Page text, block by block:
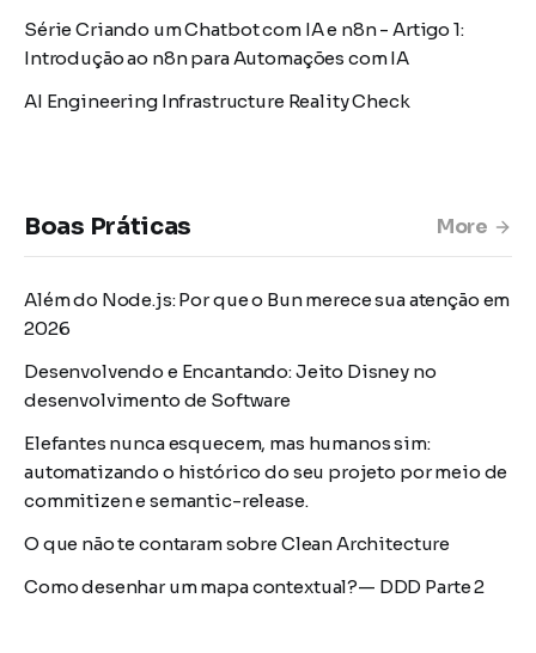
Série Criando um Chatbot com IA e n8n - Artigo 1:
Introdução ao n8n para Automações com IA
AI Engineering Infrastructure Reality Check
Boas Práticas More
Além do Node.js: Por que o Bun merece sua atenção em
2026
Desenvolvendo e Encantando: Jeito Disney no
desenvolvimento de Software
Elefantes nunca esquecem, mas humanos sim:
automatizando o histórico do seu projeto por meio de
commitizen e semantic-release.
O que não te contaram sobre Clean Architecture
Como desenhar um mapa contextual?— DDD Parte 2